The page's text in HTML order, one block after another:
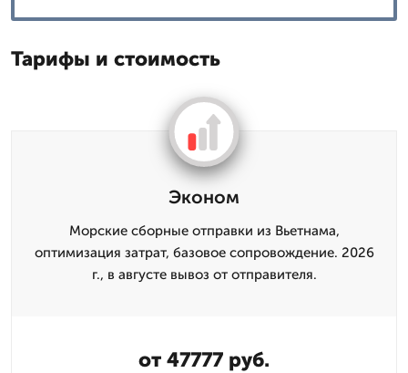
Тарифы и стоимость
Эконом
Морские сборные отправки из Вьетнама,
оптимизация затрат, базовое сопровождение. 2026
г., в августе вывоз от отправителя.
от 47777 руб.